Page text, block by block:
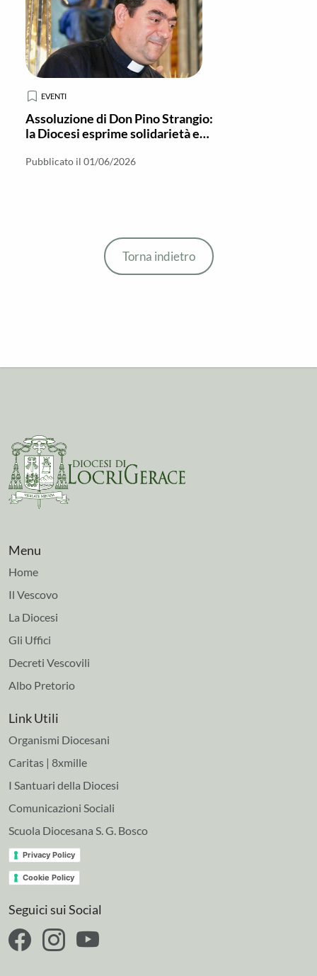
EVENTI
Assoluzione di Don Pino Strangio:
la Diocesi esprime solidarietà e
Pubblicato il 01/06/2026
Torna indietro
Menu
Home
Il Vescovo
La Diocesi
Gli Uffici
Decreti Vescovili
Albo Pretorio
Link Utili
Organismi Diocesani
Caritas | 8xmille
I Santuari della Diocesi
Comunicazioni Sociali
Scuola Diocesana S. G. Bosco
Privacy Policy
Cookie Policy
Seguici sui Social